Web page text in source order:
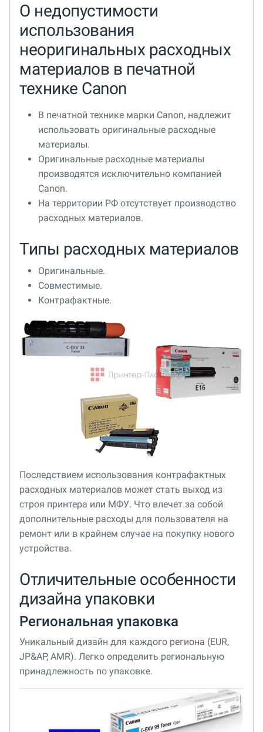
О недопустимости
использования
неоригинальных расходных
материалов в печатной
технике Canon
В печатной технике марки Canon, надлежит
использовать оригинальные расходные
материалы.
Оригинальные расходные материалы
производятся исключительно компанией
Canon.
На территории РФ отсутствует производство
расходных материалов.
Типы расходных материалов
Оригинальные.
Совместимые.
Контрафактные.
Последствием использования контрафактных
расходных материалов может стать выход из
строя принтера или МФУ. Что влечет за собой
дополнительные расходы для пользователя на
ремонт или в крайнем случае на покупку нового
устройства.
Отличительные особенности
дизайна упаковки
Региональная упаковка
Уникальный дизайн для каждого региона (EUR,
JP&AP, AMR). Легко определить региональную
принадлежность по упаковке.